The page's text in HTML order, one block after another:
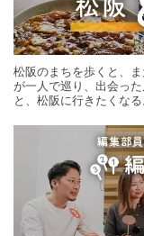
松阪のまちを歩くと、
が一人で巡り、出会っ
と、松阪に行きたくなる